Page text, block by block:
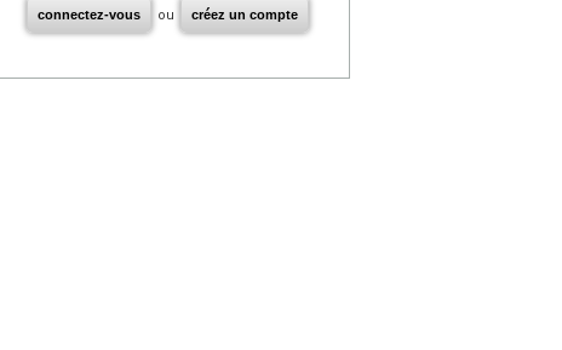
connectez-vous ou créez un compte